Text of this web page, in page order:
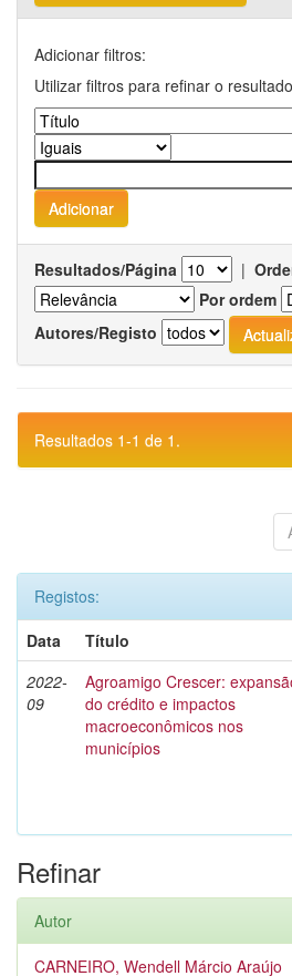
Adicionar filtros:
Utilizar filtros para refinar o
Resultados/Página |
Por ordem
Autores/Registo
Resultados 1-1 de 1.
Registos:
Data
Título
2022-
09
Agroamigo Crescer:
do crédito e impactos
macroeconômicos nos
municípios
Refinar
Autor
CARNEIRO, Wendell Márcio Araújo